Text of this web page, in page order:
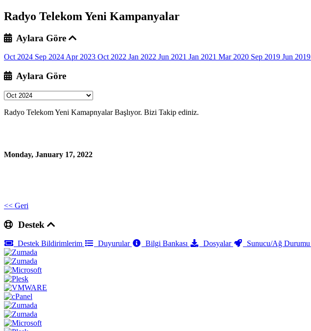
Radyo Telekom Yeni Kampanyalar
Aylara Göre
Oct 2024 Sep 2024 Apr 2023 Oct 2022 Jan 2022 Jun 2021 Jan 2021 Mar 2020 Sep 2019 Jun 2019
Aylara Göre
Radyo Telekom Yeni Kamapnyalar Başlıyor. Bizi Takip ediniz.
Monday, January 17, 2022
<< Geri
Destek
Destek Bildirimlerim Duyurular Bilgi Bankası Dosyalar Sunucu/Ağ Durumu